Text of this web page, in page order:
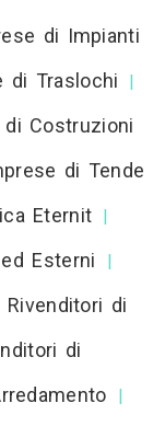
di Impianti
di Traslochi |
di Costruzioni
di Tende
Eternit |
Esterni |
Rivenditori di
di
|